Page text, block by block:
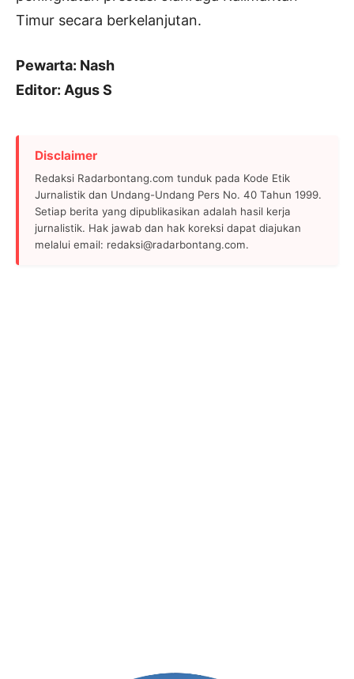
Timur secara berkelanjutan.
Pewarta: Nash
Editor: Agus S
Disclaimer
Redaksi Radarbontang.com tunduk pada Kode Etik
Jurnalistik dan Undang-Undang Pers No. 40 Tahun 1999.
Setiap berita yang dipublikasikan adalah hasil kerja
jurnalistik. Hak jawab dan hak koreksi dapat diajukan
melalui email: redaksi@radarbontang.com.